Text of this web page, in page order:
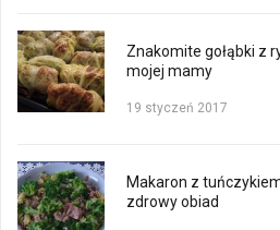
Znakomite gołąbki z
mojej mamy
19 styczeń 2017
Makaron z
zdrowy obiad